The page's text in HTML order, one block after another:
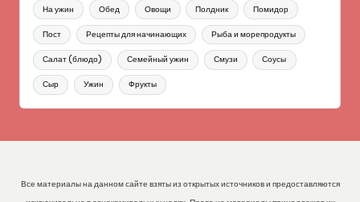
На ужин Обед Овощи Полдник Помидор
Пост Рецепты для начинающих Рыба и морепродукты
Салат (блюдо) Семейный ужин Смузи Соусы
Сыр Ужин Фрукты
Все материалы на данном сайте взяты из открытых источников и предоставляются